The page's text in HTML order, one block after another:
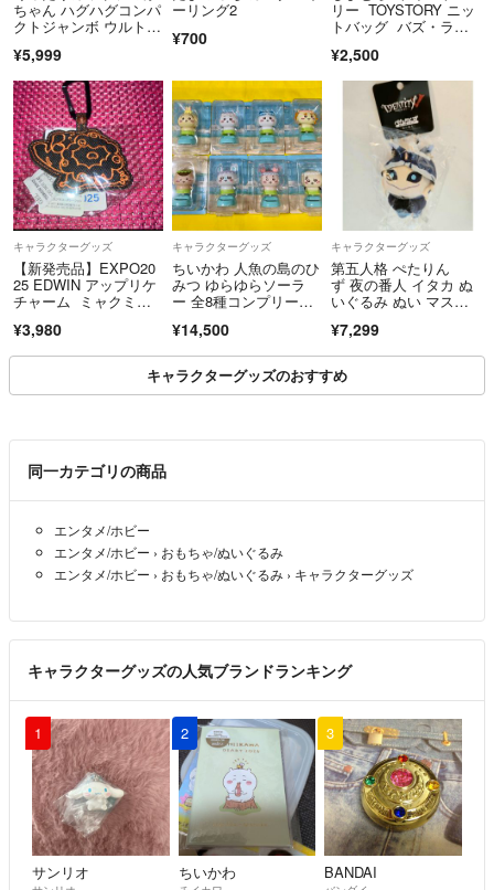
ちゃん ハグハグコンパ
クトジャンボ ウルトラ
¥5,999
ーリング2
¥700
リー TOYSTORY ニッ
トバッグ バズ・ライ
¥2,500
キャラクターグッズ
【新発売品】EXPO20
25 EDWIN アップリケ
チャーム ミャクミャ
ルダー C
¥3,980
キャラクターグッズ
ちいかわ 人魚の島のひ
みつ ゆらゆらソーラ
ー 全8種コンプリート
¥14,500
キャラクターグッズ
第五人格 ぺたりん
ず 夜の番人 イタカ ぬ
いぐるみ ぬい マスコ
ラ スイーツパラダイ
¥7,299
キャラクターグッズのおすすめ
同一カテゴリの商品
エンタメ/ホビー
エンタメ/ホビー › おもちゃ/ぬいぐるみ
エンタメ/ホビー › おもちゃ/ぬいぐるみ › キャラクターグッズ
キャラクターグッズの人気ブランドランキング
1
サンリオ
2
ちいかわ
3
BANDAI